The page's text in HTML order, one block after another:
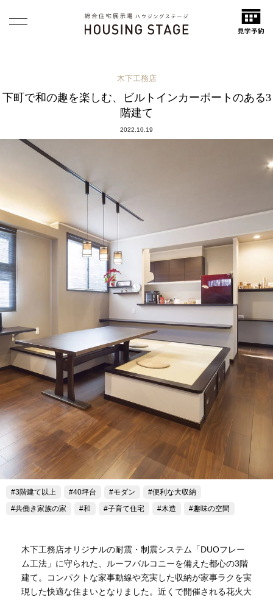
木下工務店
下町で和の趣を楽しむ、ビルトインカーポートのある3
階建て
2022.10.19
3階建て以上 40坪台 モダン
便利な大収納
共働き家族の家
和 子育て住宅 木造 趣味の空間
木下工務店オリジナルの耐震・制震システム「DUOフレー
ム工法」に守られた、ルーフバルコニーを備えた都心の3階
建て。コンパクトな家事動線や充実した収納が家事ラクを実
現した快適な住まいとなりました。近くで開催される花火大